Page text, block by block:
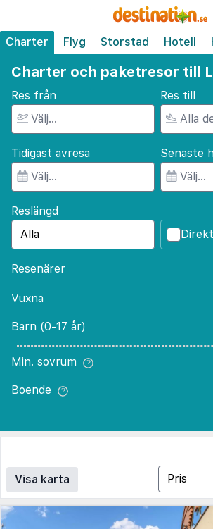
Charter Flyg Storstad Hotell
Charter och paketresor till
Res från Res till
Tidigast avresa Senaste
Reslängd
Resenärer
Vuxna
Barn (0-17 år)
Min. sovrum
Boende
Visa karta